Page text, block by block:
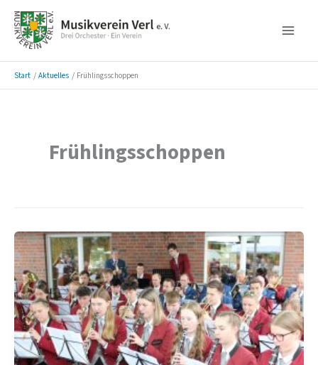
Zum
Inhalt
springen
Start Aktuelles Frühlingsschoppen
Frühlingsschoppen